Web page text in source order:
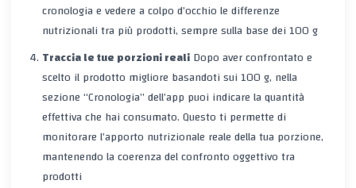
cronologia e vedere a colpo d’occhio le differenze
nutrizionali tra più prodotti, sempre sulla base dei 100 g
Traccia le tue porzioni realiDopo aver confrontato e
scelto il prodotto migliore basandoti sui 100 g, nella
sezione “Cronologia” dell’app puoi indicare la quantità
effettiva che hai consumato. Questo ti permette di
monitorare l’apporto nutrizionale reale della tua porzione,
mantenendo la coerenza del confronto oggettivo tra
prodotti